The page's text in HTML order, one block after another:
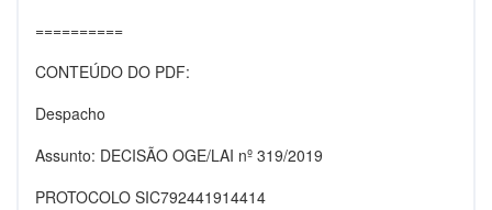
==========
CONTEÚDO DO PDF:
Despacho
Assunto: DECISÃO OGE/LAI nº 319/2019
PROTOCOLO SIC792441914414